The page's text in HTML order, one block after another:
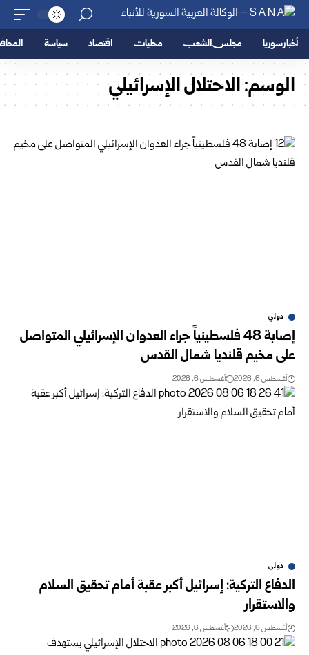
أخبار سوريا مجلس الشعب محليات اقتصاد سياسة
الوسم:الاحتلال الإسرائيلي
دولي
إصابة 48 فلسطينياً جراء العدوان الإسرائيلي المتواصل
على مخيم قلنديا شمال القدس
أغسطس 6, 2026 أغسطس 6, 2026
دولي
الدفاع التركية: إسرائيل أكبر عقبة أمام تحقيق السلام
والاستقرار
أغسطس 6, 2026 أغسطس 6, 2026